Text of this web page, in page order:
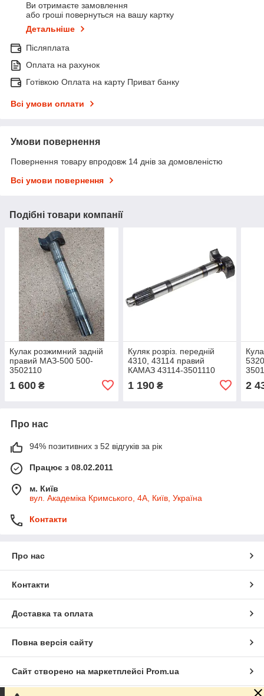
Ви отримаєте замовлення
або гроші повернуться на вашу картку
Детальніше
Післяплата
Оплата на рахунок
Готівкою Оплата на карту Приват банку
Всі умови оплати
Умови повернення
Повернення товару впродовж 14 днів за домовленістю
Всі умови повернення
Подібні товари компанії
Кулак розжимний задній
правий МАЗ-500 500-
3502110
1 600 ₴
Куляк розріз. передній
4310, 43114 правий
КАМАЗ 43114-3501110
1 190₴ 2
Про нас
94% позитивних з 52 відгуків за рік
Працює з 08.02.2011
м. Київ
вул. Академіка Кримського, 4А, Київ, Україна
Контакти
Про нас
Контакти
Доставка та оплата
Повна версія сайту
Сайт створено на маркетплейсі Prom.ua